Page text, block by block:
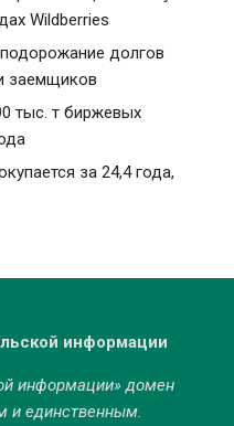
Wildberries
долгов
заемщиков
тыс. т биржевых
за 24,4 года,
информации
информации» домен
и единственным.